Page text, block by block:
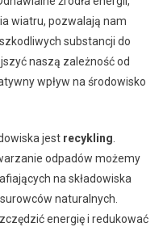
wiatru, pozwalają nam
substancji do
naszą zależność od
wpływ na środowisko
jest recykling
odpadów możemy
na składowiska
naturalnych.
energię i redukować